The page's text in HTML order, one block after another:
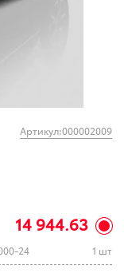
Артикул:000002009
14 944.63
24 1 шт